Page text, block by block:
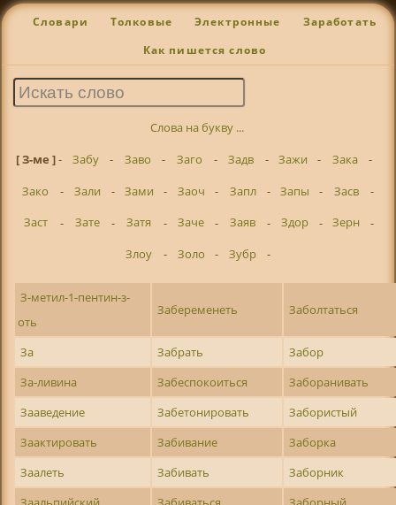
Словари Толковые Электронные Заработать
Как пишется слово
Слова на букву ...
[ З-ме ]- Забу - Заво - Заго - Задв - Зажи - Зака
-
Зако
- Зали - Зами - Заоч - Запл - Запы - Засв
-
Заст
- Зате - Затя - Заче - Заяв - Здор - Зерн
-
Злоу
- Золо - Зубр -
З-метил-1-пентин-з-
оть
Забеременеть Заболтаться
За Забрать
Забор
За-ливина
Забеспокоиться
Заборанивать
Зааведение
Забетонировать
Забористый
Заактировать
Забивание
Заборка
Заалеть
Забивать
Заборник